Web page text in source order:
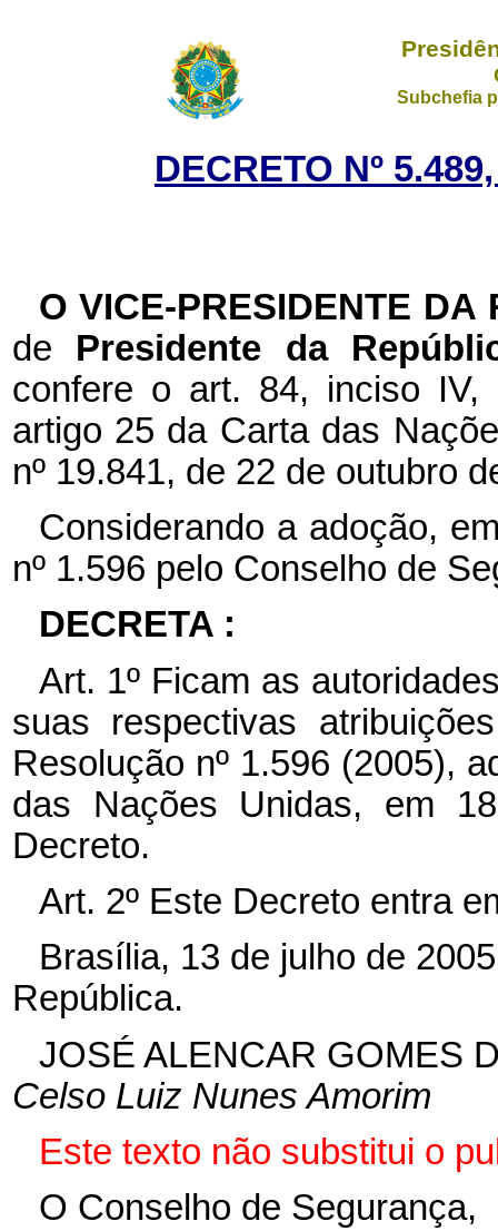
Subchefia
DECRETO Nº
O VICE-PRESIDENTE
de Presidente da
confere o art. 84, inciso
artigo 25 da Carta das
nº 19.841, de 22 de outubro
Considerando a adoção,
nº 1.596 pelo Conselho de
DECRETA :
Art. 1º Ficam as
suas respectivas
Resolução nº 1.596 (2005),
das Nações Unidas, em
Decreto.
Art. 2º Este Decreto entra
Brasília, 13 de julho de
República.
JOSÉ ALENCAR GOMES
Celso Luiz Nunes Amorim
Este texto não substitui o
O Conselho de Segurança,